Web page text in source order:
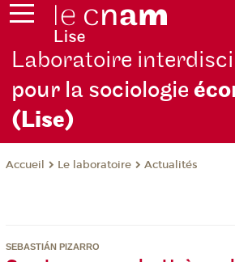
Laboratoire
pour la sociologie
(Lise)
Accueil Le laboratoire Actualités
SEBASTIÁN PIZARRO